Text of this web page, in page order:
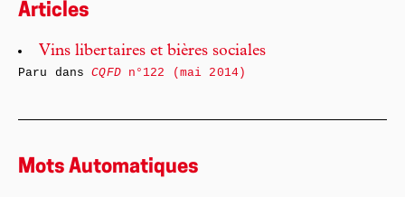
Articles
Vins libertaires et bières sociales
Paru dansCQFDn°122 (mai 2014)
Mots Automatiques